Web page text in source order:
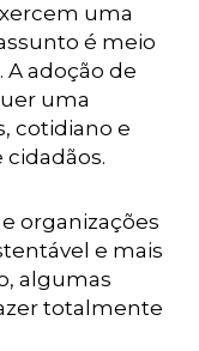
uma
é meio
adoção de
uma
cotidiano e
organizações
e mais
algumas
totalmente